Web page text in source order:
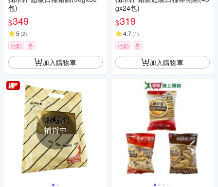
包)
$349
5 (2)
活動 券
加入購物車
補貨中
gx24包)
$319
4.7(1)
活動 券
加入購物車